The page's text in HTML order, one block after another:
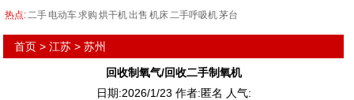
热点:二手 电动车求购 烘干机出售 机床二手呼吸机茅台
首页 >江苏 >苏州
回收制氧气/回收二手制氧机
日期:2026/1/23 作者:匿名 人气: